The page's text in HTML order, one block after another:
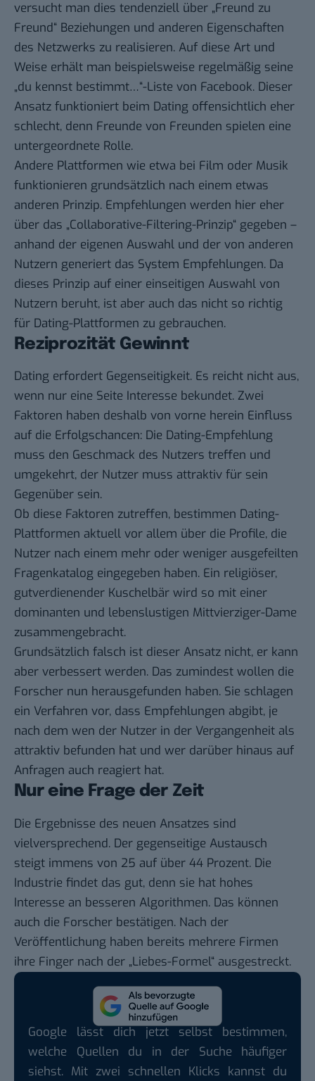
versucht man dies tendenziell über „Freund zu
Freund“ Beziehungen und anderen Eigenschaften
des Netzwerks zu realisieren. Auf diese Art und
Weise erhält man beispielsweise regelmäßig seine
„du kennst bestimmt…“-Liste von Facebook. Dieser
Ansatz funktioniert beim Dating offensichtlich eher
schlecht, denn Freunde von Freunden spielen eine
untergeordnete Rolle.
Andere Plattformen wie etwa bei Film oder Musik
funktionieren grundsätzlich nach einem etwas
anderen Prinzip. Empfehlungen werden hier eher
über das „Collaborative-Filtering-Prinzip“ gegeben –
anhand der eigenen Auswahl und der von anderen
Nutzern generiert das System Empfehlungen. Da
dieses Prinzip auf einer einseitigen Auswahl von
Nutzern beruht, ist aber auch das nicht so richtig
für Dating-Plattformen zu gebrauchen.
Reziprozität Gewinnt
Dating erfordert Gegenseitigkeit. Es reicht nicht aus,
wenn nur eine Seite Interesse bekundet. Zwei
Faktoren haben deshalb von vorne herein Einfluss
auf die Erfolgschancen: Die Dating-Empfehlung
muss den Geschmack des Nutzers treffen und
umgekehrt, der Nutzer muss attraktiv für sein
Gegenüber sein.
Ob diese Faktoren zutreffen, bestimmen Dating-
Plattformen aktuell vor allem über die Profile, die
Nutzer nach einem mehr oder weniger ausgefeilten
Fragenkatalog eingegeben haben. Ein religiöser,
gutverdienender Kuschelbär wird so mit einer
dominanten und lebenslustigen Mittvierziger-Dame
zusammengebracht.
Grundsätzlich falsch ist dieser Ansatz nicht, er kann
aber verbessert werden. Das zumindest wollen die
Forscher nun herausgefunden haben. Sie schlagen
ein Verfahren vor, dass Empfehlungen abgibt, je
nach dem wen der Nutzer in der Vergangenheit als
attraktiv befunden hat und wer darüber hinaus auf
Anfragen auch reagiert hat.
Nur eine Frage der Zeit
Die Ergebnisse des neuen Ansatzes sind
vielversprechend. Der gegenseitige Austausch
steigt immens von 25 auf über 44 Prozent. Die
Industrie findet das gut, denn sie hat hohes
Interesse an besseren Algorithmen. Das können
auch die Forscher bestätigen. Nach der
Veröffentlichung haben bereits mehrere Firmen
ihre Finger nach der „Liebes-Formel“ ausgestreckt.
Google lässt dich jetzt selbst bestimmen,
welche Quellen du in der Suche häufiger
siehst. Mit zwei schnellen Klicks kannst du